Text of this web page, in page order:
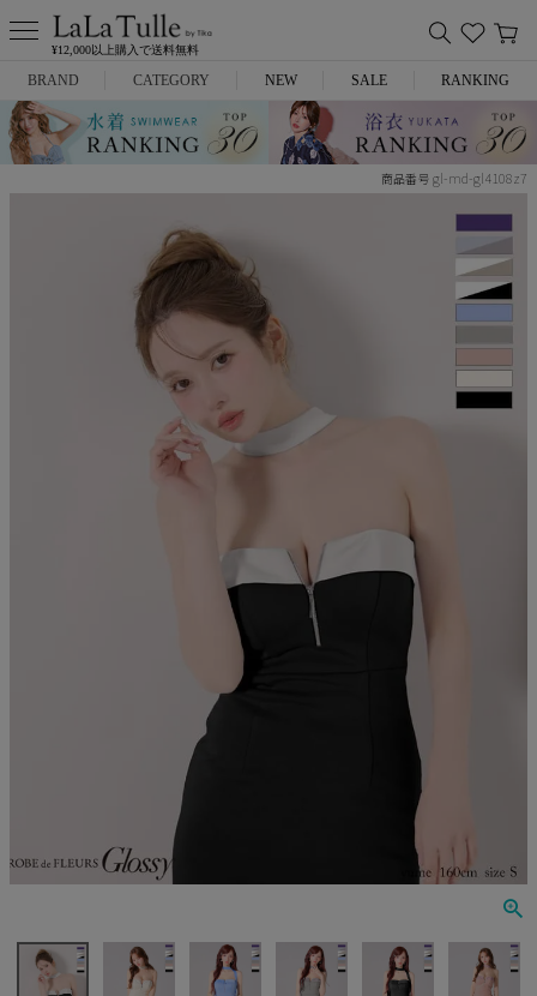
¥12,000以上購入で送料無料
BRAND
Anella
JENNNY
CATEGORY
ミニドレス
NEW SALE RANKING
商品番号 gl-md-gl4108z7